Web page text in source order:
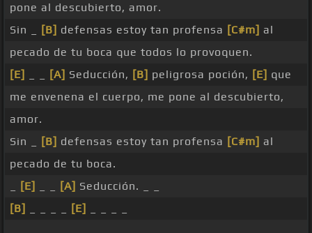
pone al descubierto, amor.
Sin _
[B] defensas estoy tan profensa [C#m] al
pecado de tu boca que todos lo provoquen.
[E]
[A] Seducción, [B] peligrosa poción, [E] que
me envenena el cuerpo, me pone al descubierto,
amor.
Sin _
[B] defensas estoy tan profensa [C#m] al
pecado de tu boca.
[E] [A] Seducción. _ _
[B]
[E]